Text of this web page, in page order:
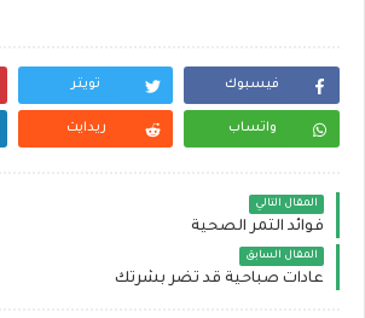
فيسبوك تويتر
واتساب ريدايت
المقال التالي
فوائد التمر الصحية
المقال السابق
عادات صباحية قد تضر بشرتك